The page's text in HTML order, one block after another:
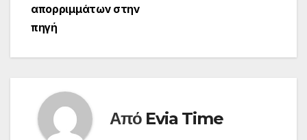
απορριμμάτων στην
πηγή
Από Evia Time